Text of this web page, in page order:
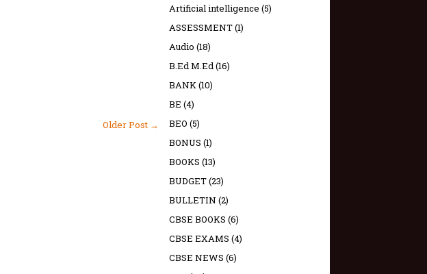
Older Post →
Artificial intelligence (5)
ASSESSMENT(1)
Audio (18)
B.Ed M.Ed(16)
BANK(10)
BE (4)
BEO (5)
BONUS (1)
BOOKS (13)
BUDGET(23)
BULLETIN (2)
CBSE BOOKS (6)
CBSE EXAMS (4)
CBSE NEWS (6)